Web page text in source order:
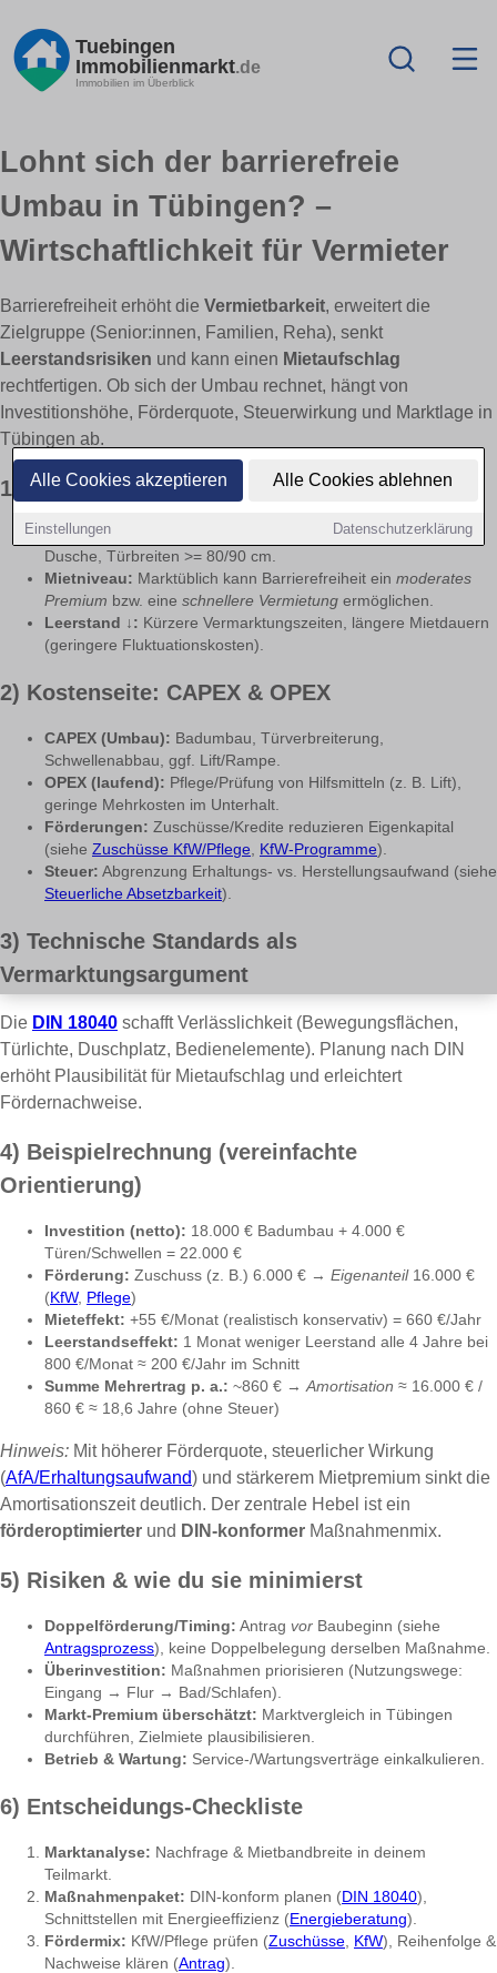
Alle Cookies akzeptieren Alle Cookies ablehnen
Einstellungen Datenschutzerklärung
Tuebingen
Immobilienmarkt.de
Immobilien im Überblick
Lohnt sich der barrierefreie
Umbau in Tübingen? –
Wirtschaftlichkeit für Vermieter
Barrierefreiheit erhöht die Vermietbarkeit, erweitert die
Zielgruppe (Senior:innen, Familien, Reha), senkt
Leerstandsrisiken und kann einen Mietaufschlag
rechtfertigen. Ob sich der Umbau rechnet, hängt von
Investitionshöhe, Förderquote, Steuerwirkung und Marktlage in
Tübingen ab.
1) Erlösseite: Nachfrage & mögliche Effekte
Breitere Zielgruppe:
Stufenlosigkeit, Aufzug, bodengleiche
Dusche, Türbreiten >= 80/90 cm.
Mietniveau: Marktüblich kann Barrierefreiheit ein moderates
Premium bzw. eine schnellere Vermietung ermöglichen.
Leerstand ↓: Kürzere Vermarktungszeiten, längere Mietdauern
(geringere Fluktuationskosten).
2) Kostenseite: CAPEX & OPEX
CAPEX (Umbau): Badumbau, Türverbreiterung,
Schwellenabbau, ggf. Lift/Rampe.
OPEX (laufend): Pflege/Prüfung von Hilfsmitteln (z. B. Lift),
geringe Mehrkosten im Unterhalt.
Förderungen: Zuschüsse/Kredite reduzieren Eigenkapital
(siehe Zuschüsse KfW/Pflege, KfW-Programme).
Steuer: Abgrenzung Erhaltungs- vs. Herstellungsaufwand (siehe
Steuerliche Absetzbarkeit).
3) Technische Standards als
Vermarktungsargument
Die DIN 18040 schafft Verlässlichkeit (Bewegungsflächen,
Türlichte, Duschplatz, Bedienelemente). Planung nach DIN
erhöht Plausibilität für Mietaufschlag und erleichtert
Fördernachweise.
4) Beispielrechnung (vereinfachte
Orientierung)
Investition (netto): 18.000 € Badumbau + 4.000 €
Türen/Schwellen = 22.000 €
Förderung: Zuschuss (z. B.) 6.000 € → Eigenanteil16.000 €
(KfW, Pflege)
Mieteffekt: +55 €/Monat (realistisch konservativ) = 660 €/Jahr
Leerstandseffekt: 1 Monat weniger Leerstand alle 4 Jahre bei
800 €/Monat ≈ 200 €/Jahr im Schnitt
Summe Mehrertrag p. a.: ~860 € → Amortisation ≈ 16.000 € /
860 € ≈ 18,6 Jahre (ohne Steuer)
Hinweis: Mit höherer Förderquote, steuerlicher Wirkung
(AfA/Erhaltungsaufwand) und stärkerem Mietpremium sinkt die
Amortisationszeit deutlich. Der zentrale Hebel ist ein
förderoptimierter und DIN-konformer Maßnahmenmix.
5) Risiken & wie du sie minimierst
Doppelförderung/Timing: Antrag vor Baubeginn (siehe
Antragsprozess), keine Doppelbelegung derselben Maßnahme.
Überinvestition: Maßnahmen priorisieren (Nutzungswege:
Eingang → Flur → Bad/Schlafen).
Markt-Premium überschätzt: Marktvergleich in Tübingen
durchführen, Zielmiete plausibilisieren.
Betrieb & Wartung: Service-/Wartungsverträge einkalkulieren.
6) Entscheidungs-Checkliste
Marktanalyse: Nachfrage & Mietbandbreite in deinem
Teilmarkt.
Maßnahmenpaket: DIN-konform planen (DIN 18040),
Schnittstellen mit Energieeffizienz (Energieberatung).
Fördermix: KfW/Pflege prüfen (Zuschüsse KfW), Reihenfolge &
Nachweise klären (Antrag).